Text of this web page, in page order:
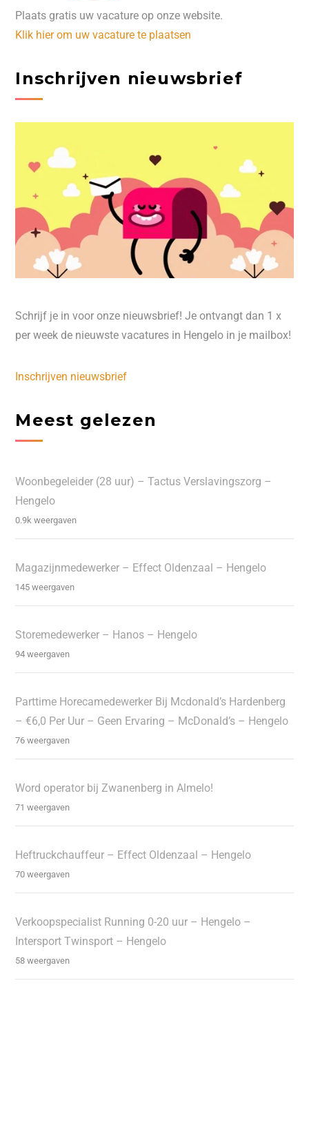
Plaats gratis uw vacature op onze website.
Klik hier om uw vacature te plaatsen
Inschrijven nieuwsbrief
Schrijf je in voor onze nieuwsbrief! Je ontvangt dan 1 x
per week de nieuwste vacatures in Hengelo in je mailbox!
Inschrijven nieuwsbrief
Meest gelezen
Woonbegeleider (28 uur) – Tactus Verslavingszorg –
Hengelo
0.9k weergaven
Magazijnmedewerker – Effect Oldenzaal – Hengelo
145 weergaven
Storemedewerker – Hanos – Hengelo
94 weergaven
Parttime Horecamedewerker Bij Mcdonald’s Hardenberg
– €6,0 Per Uur – Geen Ervaring – McDonald’s – Hengelo
76 weergaven
Word operator bij Zwanenberg in Almelo!
71 weergaven
Heftruckchauffeur – Effect Oldenzaal – Hengelo
70 weergaven
Verkoopspecialist Running 0-20 uur – Hengelo –
Intersport Twinsport – Hengelo
58 weergaven